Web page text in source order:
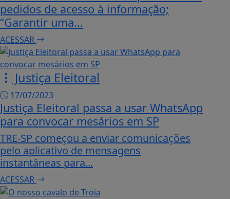
pedidos de acesso à informação;
“Garantir uma...
ACESSAR
Justiça Eleitoral
17/07/2023
Justiça Eleitoral passa a usar WhatsApp
para convocar mesários em SP
TRE-SP começou a enviar comunicações
pelo aplicativo de mensagens
instantâneas para...
ACESSAR